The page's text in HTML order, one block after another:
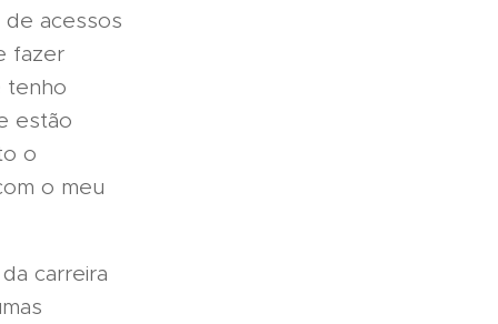
de acessos
fazer
tenho
estão
o
o meu
carreira